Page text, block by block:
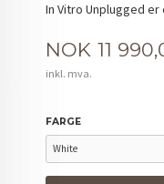
In Vitro Unplugged
Pris
NOK 11
inkl. mva.
FARGE